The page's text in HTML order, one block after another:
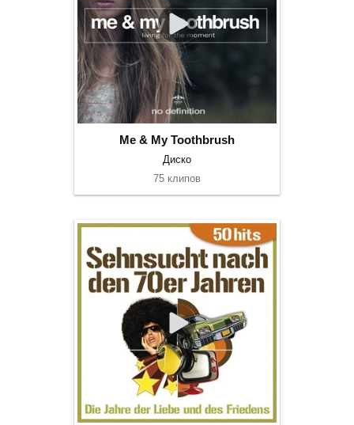
Me & My Toothbrush
Диско
75 клипов